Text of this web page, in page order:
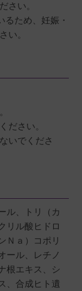
さい。
るため、妊娠・
い。
ださい。
いでくださ
ル、トリ（カ
リル酸ヒドロ
Ｎａ）コポリ
ール、レチノ
根エキス、シ
、合成ヒト遺